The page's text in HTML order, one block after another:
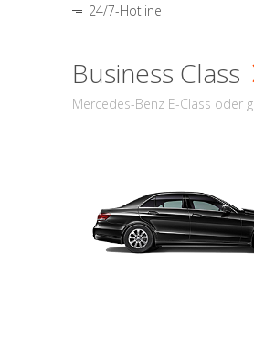
24/7-Hotline
Business Class
Mercedes-Benz E-Class oder